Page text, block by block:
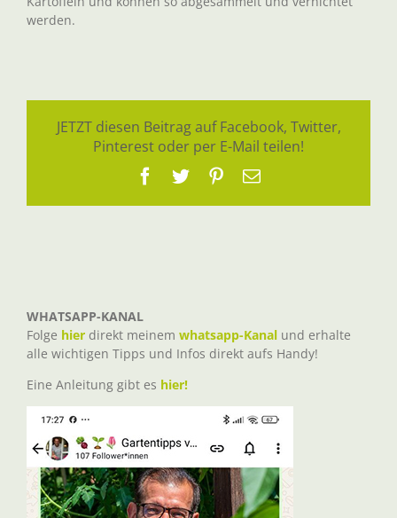
werden.
JETZT diesen Beitrag auf Facebook, Twitter,
Pinterest oder per E-Mail teilen!
Facebook
TwitterPinterest
E-
WHATSAPP-KANAL
Folge hier direkt meinem whatsapp-Kanal und erhalte
alle wichtigen Tipps und Infos direkt aufs Handy!
Eine Anleitung gibt es hier!